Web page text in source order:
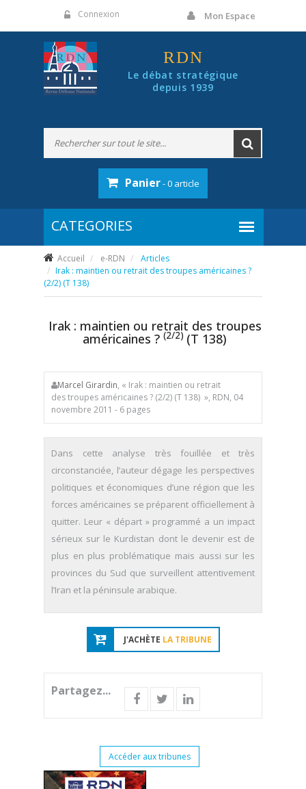
Connexion Mon Espace
RDN
Le débat stratégique
depuis 1939
Panier- 0 article
Accueil e-RDN
Articles
Irak : maintien ou retrait des troupes américaines ?
(2/2) (T 138)
Irak : maintien ou retrait des troupes
américaines ? (2/2) (T 138)
Marcel Girardin, « Irak : maintien ou retrait
des troupes américaines ? (2/2) (T 138) », RDN, 04
novembre 2011 - 6 pages
Dans cette analyse très fouillée et très
circonstanciée, l’auteur dégage les perspectives
politiques et économiques d’une région que les
forces américaines se préparent officiellement à
quitter. Leur « départ » programmé a un impact
sérieux sur le Kurdistan dont le devenir est de
plus en plus problématique mais aussi sur les
provinces du Sud que surveillent attentivement
l’Iran et la péninsule arabique.
J'ACHÈTE LA TRIBUNE
Partagez...
Accéder aux tribunes